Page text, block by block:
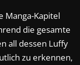
Manga-Kapitel
die gesamte
all dessen Luffy
zu erkennen,